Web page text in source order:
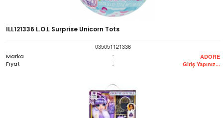
ILL121336 L.O.L Surprise Unicorn Tots
035051121336
Marka
: ADORE
Fiyat : Giriş Yapınız...